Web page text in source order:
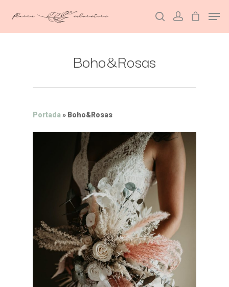
Hit enter to search or ESC to close
Boho&Rosas
Portada» Boho&Rosas